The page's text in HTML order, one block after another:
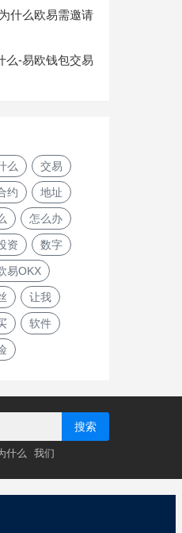
什么欧易需邀请
么-易欧钱包交易
么 交易
约 地址
怎么办
资 数字
易OKX
让我
软件
搜索
什么 我们